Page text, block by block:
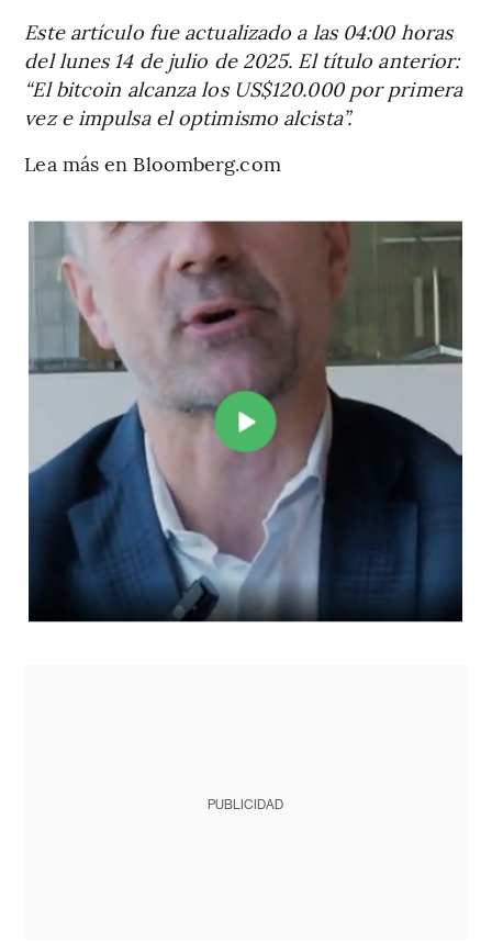
Este artículo fue actualizado a las 04:00 horas
del lunes 14 de julio de 2025. El título anterior:
“El bitcoin alcanza los US$120.000 por primera
vez e impulsa el optimismo alcista”.
Lea más en Bloomberg.com
PUBLICIDAD